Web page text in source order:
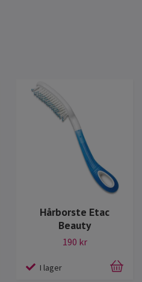
Hårborste Etac
Beauty
190 kr
I lager